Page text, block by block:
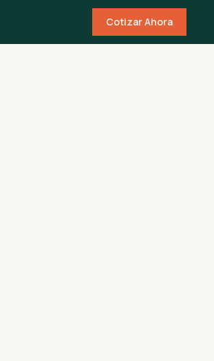
Cotizar Ahora